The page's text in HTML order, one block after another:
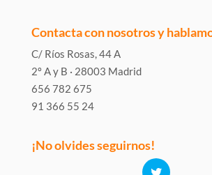
Contacta con nosotros y
C/ Ríos Rosas, 44 A
2º A y B · 28003 Madrid
656 782 675
91 366 55 24
¡No olvides seguirnos!